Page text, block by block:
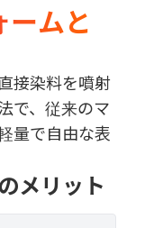
ムと
接染料を噴射
で、従来のマ
量で自由な表
メリット